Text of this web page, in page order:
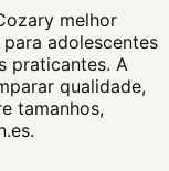
melhor
adolescentes
praticantes. A
qualidade,
tamanhos,